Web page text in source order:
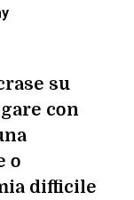
su
con
o
difficile